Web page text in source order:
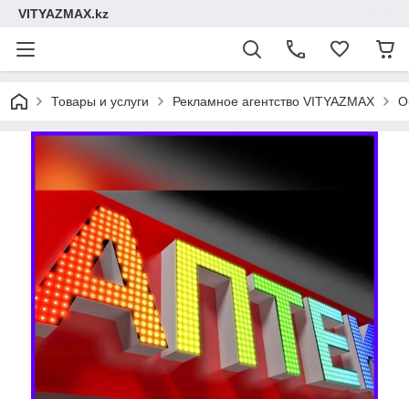
VITYAZMAX.kz
Товары и услуги Рекламное агентство VITYAZMAX